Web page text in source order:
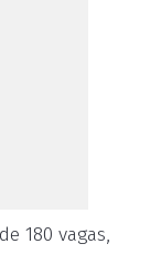
180 vagas,